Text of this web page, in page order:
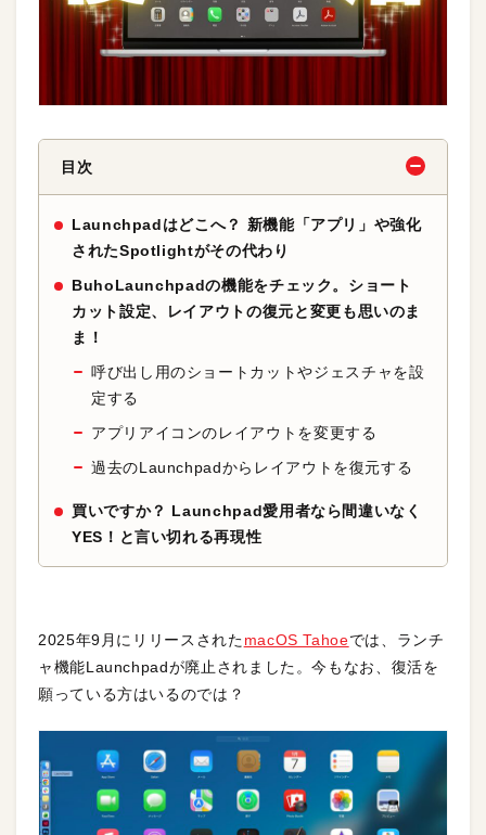
目次
Launchpadはどこへ？ 新機能「アプリ」や強化
されたSpotlightがその代わり
BuhoLaunchpadの機能をチェック。ショート
カット設定、レイアウトの復元と変更も思いのま
ま！
呼び出し用のショートカットやジェスチャを設
定する
アプリアイコンのレイアウトを変更する
過去のLaunchpadからレイアウトを復元する
買いですか？ Launchpad愛用者なら間違いなく
YES！と言い切れる再現性
2025年9月にリリースされたmacOS Tahoeでは、ランチ
ャ機能Launchpadが廃止されました。今もなお、復活を
願っている方はいるのでは？